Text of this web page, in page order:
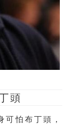
頭
可怕布丁頭，